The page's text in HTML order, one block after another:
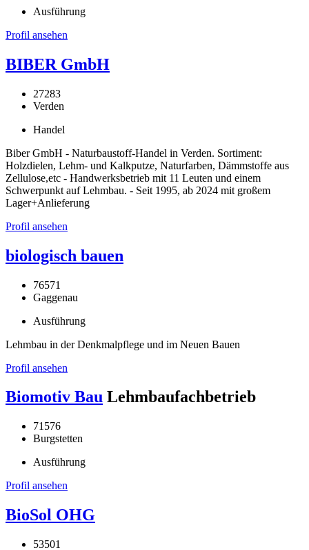
Ausführung
Profil ansehen
BIBER GmbH
27283
Verden
Handel
Biber GmbH - Naturbaustoff-Handel in Verden. Sortiment:
Holzdielen, Lehm- und Kalkputze, Naturfarben, Dämmstoffe aus
Zellulose,etc - Handwerksbetrieb mit 11 Leuten und einem
Schwerpunkt auf Lehmbau. - Seit 1995, ab 2024 mit großem
Lager+Anlieferung
Profil ansehen
biologisch bauen
76571
Gaggenau
Ausführung
Lehmbau in der Denkmalpflege und im Neuen Bauen
Profil ansehen
Biomotiv Bau Lehmbaufachbetrieb
71576
Burgstetten
Ausführung
Profil ansehen
BioSol OHG
53501